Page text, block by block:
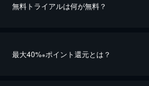
無料トライアルは何が無料？
最大40%※ポイント還元とは？